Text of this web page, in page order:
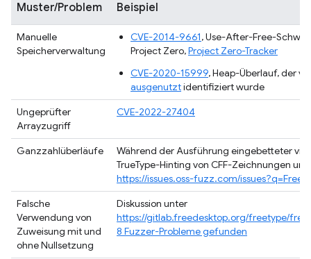
Muster/Problem Beispiel
Manuelle
Speicherverwaltung
CVE-2014-9661, Use-After-Free-
Project Zero,Project Zero-Tracker
CVE-2020-15999, Heap-Überlauf, der
ausgenutztidentifiziert wurde
Ungeprüfter
Arrayzugriff
CVE-2022-27404
Ganzzahlüberläufe
Während der Ausführung eingebetteter
TrueType-Hinting von CFF-Zeichnungen
https://issues.oss-fuzz.com/
Falsche
Verwendung von
Zuweisung mit und
ohne Nullsetzung
Diskussion unter
https://gitlab.freedesktop.org/freetype/
8 Fuzzer-Probleme gefunden